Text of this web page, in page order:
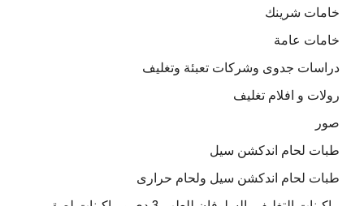
خامات شرينك
خامات عامة
دراسات جدوى وشركات تعبئة وتغليف
رولات و افلام تغليف
صور
طبات لحام اندكشن سيل
طبات لحام اندكشن سيل ولحام حرارى